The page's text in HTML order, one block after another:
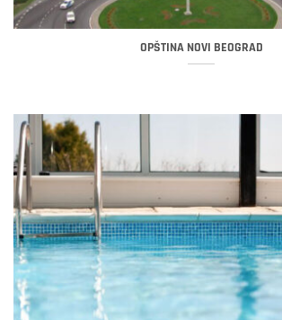
OPŠTINA NOVI BEOGRAD